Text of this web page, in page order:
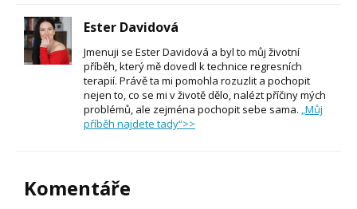
Ester Davidová
Jmenuji se Ester Davidová a byl to můj životní
příběh, který mě dovedl k technice regresních
terapií. Právě ta mi pomohla rozuzlit a pochopit
nejen to, co se mi v životě dělo, nalézt příčiny mých
problémů, ale zejména pochopit sebe sama. „Můj
příběh najdete tady“>>
Komentáře